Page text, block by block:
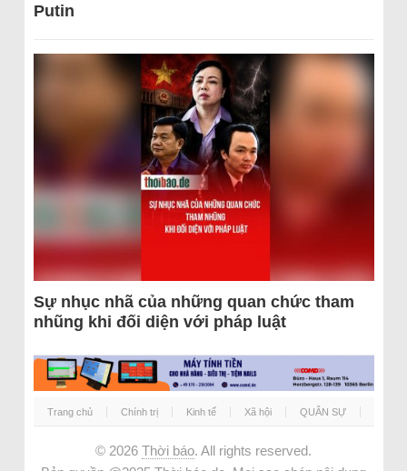
Putin
Sự nhục nhã của những quan chức tham
nhũng khi đối diện với pháp luật
Trang chủ Chính trị Kinh tế Xã hội QUÂN SỰ
© 2026 Thời báo. All rights reserved.